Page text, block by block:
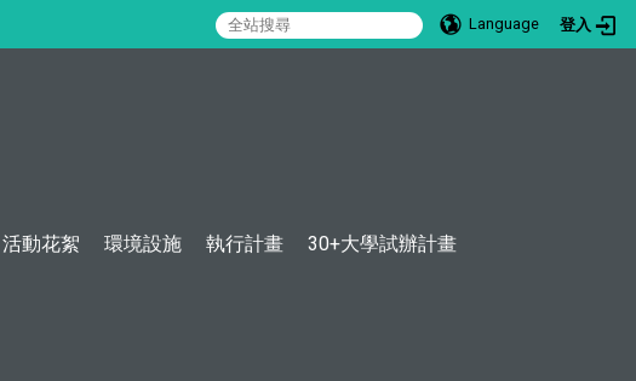
Language 登入
活動花絮 環境設施 執行計畫 30+大學試辦計畫